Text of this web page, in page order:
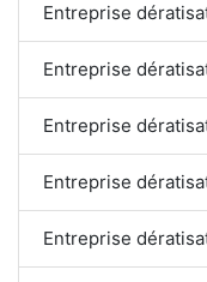
Entreprise
Entreprise
Entreprise
Entreprise
Entreprise